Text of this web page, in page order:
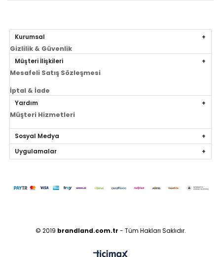
Kurumsal
Gizlilik & Güvenlik
Müşteri İlişkileri
Mesafeli Satış Sözleşmesi
İptal & İade
Yardım
Müşteri Hizmetleri
Sosyal Medya
Uygulamalar
© 2019 brandland.com.tr - Tüm Hakları Saklıdır.